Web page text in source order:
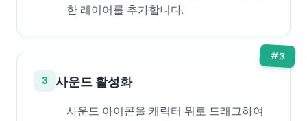
한 레이어를 추가합니다.
#3
3 사운드 활성화
사운드 아이콘을 캐릭터 위로 드래그하여